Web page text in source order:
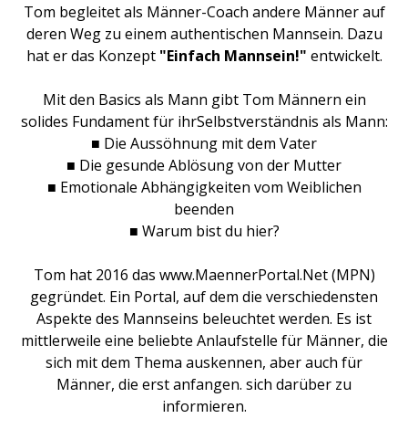
Tom begleitet als Männer-Coach andere Männer auf
deren Weg zu einem authentischen Mannsein. Dazu
hat er das Konzept "Einfach Mannsein!" entwickelt.
Mit den Basics als Mann gibt Tom Männern ein
solides Fundament für ihrSelbstverständnis als Mann:
■ Die Aussöhnung mit dem Vater
■ Die gesunde Ablösung von der Mutter
■ Emotionale Abhängigkeiten vom Weiblichen
beenden
■ Warum bist du hier?
Tom hat 2016 das www.MaennerPortal.Net (MPN)
gegründet. Ein Portal, auf dem die verschiedensten
Aspekte des Mannseins beleuchtet werden. Es ist
mittlerweile eine beliebte Anlaufstelle für Männer, die
sich mit dem Thema auskennen, aber auch für
Männer, die erst anfangen. sich darüber zu
informieren.